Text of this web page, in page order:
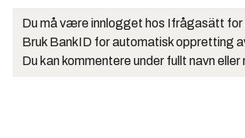
Du må være innlogget hos Ifrågasätt for
Bruk BankID for automatisk oppretting
Du kan kommentere under fullt navn eller